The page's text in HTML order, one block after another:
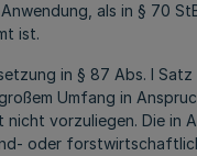
als in § 70
ist.
in § 87 Abs. l Satz
Umfang in
nicht vorzuliegen. Die in
oder